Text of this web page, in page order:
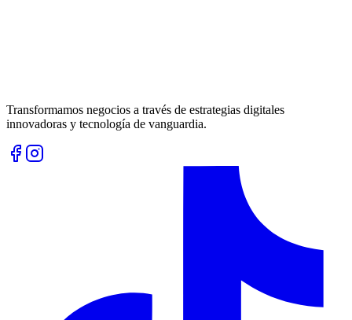
Transformamos negocios a través de estrategias digitales
innovadoras y tecnología de vanguardia.